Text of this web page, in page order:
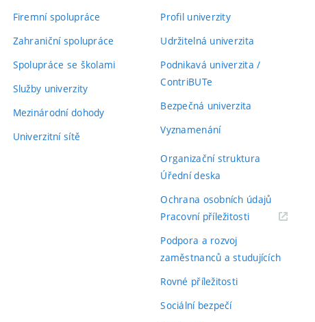
Firemní spolupráce
Zahraniční spolupráce
Spolupráce se školami
Služby univerzity
Mezinárodní dohody
Univerzitní sítě
Profil univerzity
Udržitelná univerzita
Podnikavá univerzita /
ContriBUTe
Bezpečná univerzita
Vyznamenání
Organizační struktura
Úřední deska
Ochrana osobních údajů
Pracovní příležitosti(externí
Podpora a rozvoj
zaměstnanců a studujících
Rovné příležitosti
Sociální bezpečí